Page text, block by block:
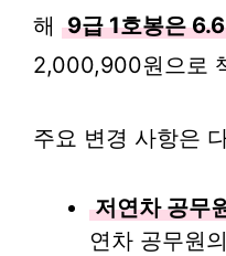
해 9급 1호봉은
2,000,900원으로
주요 변경 사항은
저연차 공무
연차 공무원